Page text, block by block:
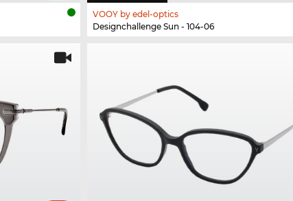
VOOY by edel-optics
Designchallenge Sun - 104-06